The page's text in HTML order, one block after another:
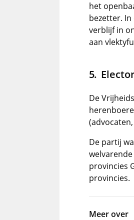
het
bezetter.
verblijf in
aan
De
De partij
provincies
provincies.
Meer over